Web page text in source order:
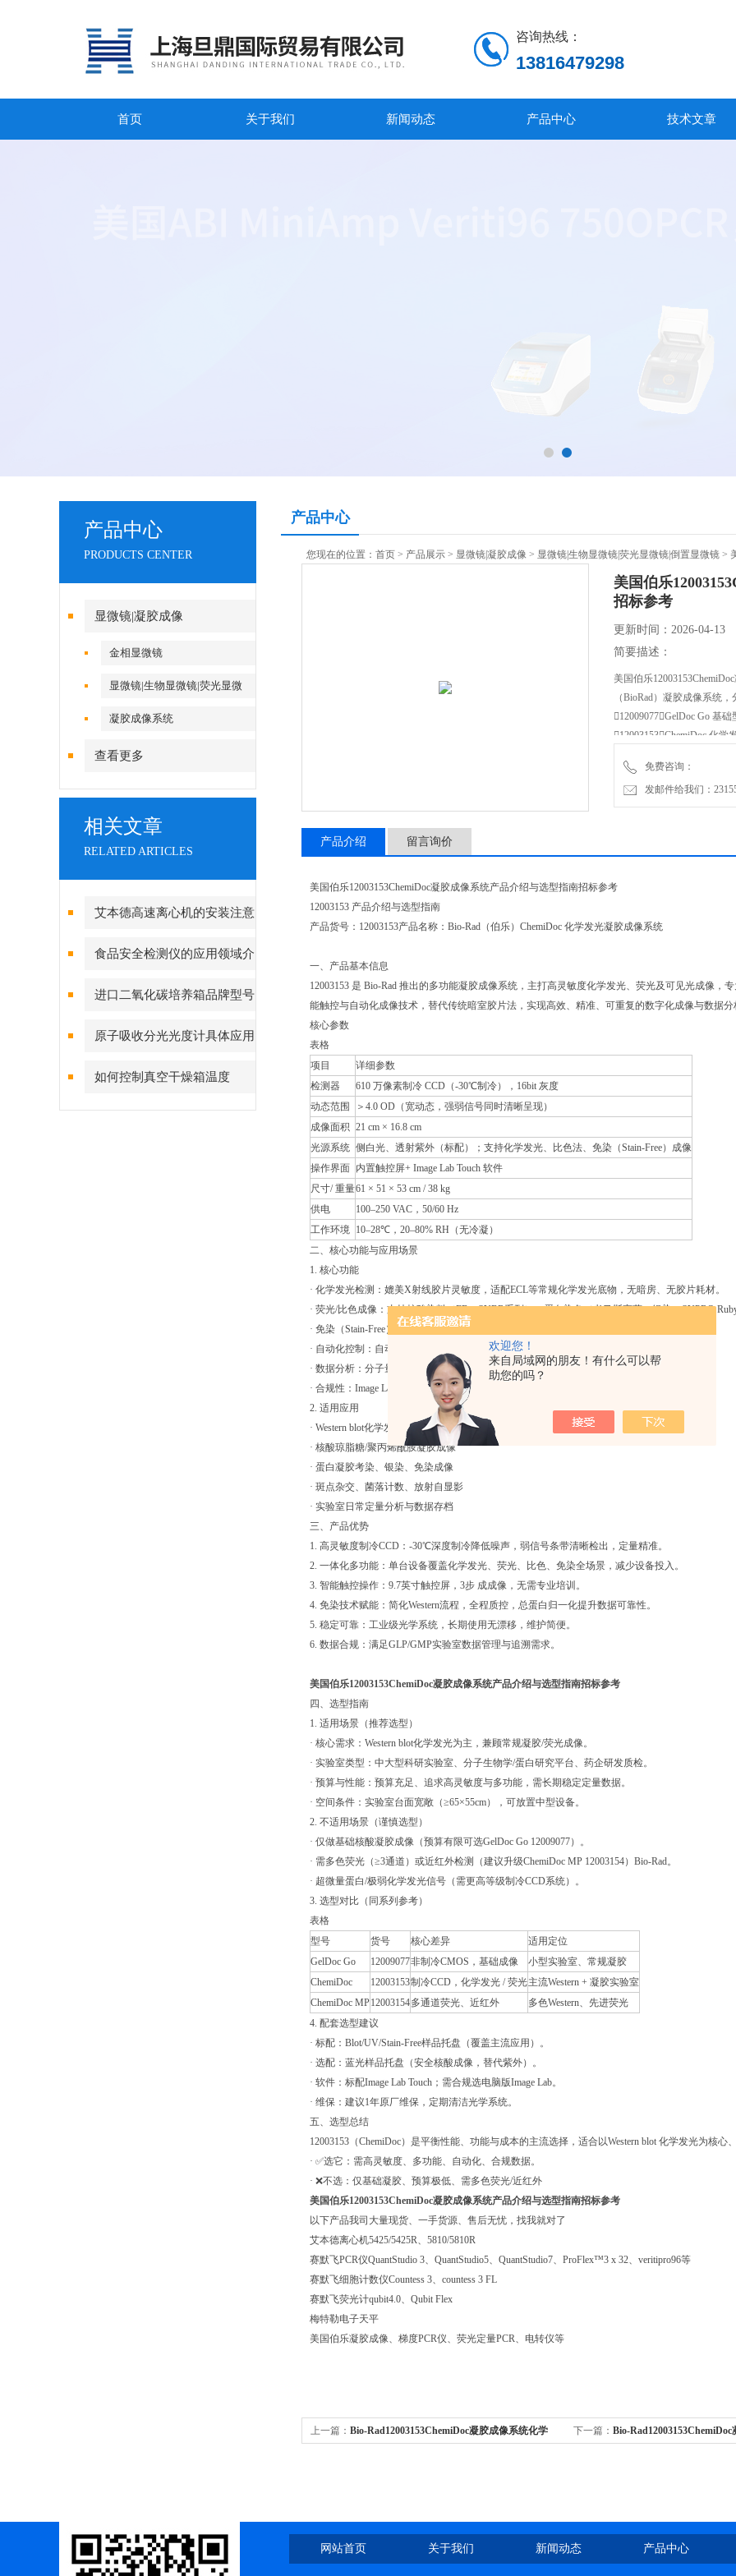
欢迎您！
来自局域网的朋友！有什么可以帮
助您的吗？
咨询热线：
13816479298
首页 关于我们 新闻动态 产品中心 技术文章
产品中心
PRODUCTS CENTER
显微镜|凝胶成像
金相显微镜
显微镜|生物显微镜|荧光显微
镜|倒置显微镜
凝胶成像系统
查看更多
相关文章
RELATED ARTICLES
艾本德高速离心机的安装注意
事项
食品安全检测仪的应用领域介
绍
进口二氧化碳培养箱品牌型号
介绍及选购推荐
原子吸收分光光度计具体应用
在哪？
如何控制真空干燥箱温度
产品中心
您现在的位置： 首页 > 产品展示 > 显微镜|凝胶成像 > 显微镜|生物显微镜|荧光显微镜|倒置显微镜 >
美国伯乐
招标参考
更新时间：2026-04-13
简要描述：
美国伯乐
（BioRad）凝胶成像系统
12009077：GelDoc Go 基础
12003153：ChemiDoc 化学
免费咨询：
发邮件给我们：
产品介绍 留言询价
美国伯乐12003153ChemiDoc凝胶成像系统产品介绍与选型指南招标参考
12003153 产品介绍与选型指南
产品货号：12003153产品名称：Bio-Rad（伯乐）ChemiDoc 化学发光凝胶成像系统
一、产品基本信息
12003153 是 Bio-Rad 推出的多功能凝胶成像系统，主打高灵敏度化学发光、荧光及可见光成像，
能触控与自动化成像技术，替代传统暗室胶片法，实现高效、精准、可重复的数字化成像与数据分
核心参数
表格
项目
详细参数
检测器
610 万像素制冷 CCD（-30℃制冷），16bit 灰度
动态范围
＞4.0 OD（宽动态，强弱信号同时清晰呈现）
成像面积 21 cm × 16.8 cm
光源系统 侧白光、透射紫外（标配）；支持化学发光、比色法、免染（Stain-Free）成像
操作界面 内置触控屏+ Image Lab Touch 软件
尺寸/ 重量61 × 51 × 53 cm / 38 kg
供电
100–250 VAC，50/60 Hz
工作环境 10–28℃，20–80% RH（无冷凝）
二、核心功能与应用场景
1. 核心功能
· 化学发光检测：媲美X射线胶片灵敏度，适配ECL等常规化学发光底物，无暗房、无胶片耗材。
· 荧光/比色成像：支持核酸染料（EB、SYBR系列）、蛋白染色（考马斯亮蓝、银染、SYPRO
· 免染（Stain-Free）技术：无需染色，电泳后直接可视化蛋白条带，支持总蛋白归一化定量。
· 自动化控制：自动对焦、自动曝光、自动识别样品托盘，一键生成发表级图像。
· 数据分析：分子量测定、条带定量、信噪比计算、数据导出Excel/TIFF/JPEG。
· 合规性：Image Lab电脑版支持FDA 21 CFR Part 11，满足数据审计追踪要求。
2. 适用应用
· Western blot化学发光/荧光检测
· 核酸琼脂糖/聚丙烯酰胺凝胶成像
· 蛋白凝胶考染、银染、免染成像
· 斑点杂交、菌落计数、放射自显影
· 实验室日常定量分析与数据存档
三、产品优势
1. 高灵敏度制冷CCD：-30℃深度制冷降低噪声，弱信号条带清晰检出，定量精准。
2. 一体化多功能：单台设备覆盖化学发光、荧光、比色、免染全场景，减少设备投入。
3. 智能触控操作：9.7英寸触控屏，3步 成成像，无需专业培训。
4. 免染技术赋能：简化Western流程，全程质控，总蛋白归一化提升数据可靠性。
5. 稳定可靠：工业级光学系统，长期使用无漂移，维护简便。
6. 数据合规：满足GLP/GMP实验室数据管理与追溯需求。
美国伯乐12003153ChemiDoc凝胶成像系统产品介绍与选型指南招标参考
四、选型指南
1. 适用场景（推荐选型）
· 核心需求：Western blot化学发光为主，兼顾常规凝胶/荧光成像。
· 实验室类型：中大型科研实验室、分子生物学/蛋白研究平台、药企研发质检。
· 预算与性能：预算充足、追求高灵敏度与多功能，需长期稳定定量数据。
· 空间条件：实验室台面宽敞（≥65×55cm），可放置中型设备。
2. 不适用场景（谨慎选型）
· 仅做基础核酸凝胶成像（预算有限可选GelDoc Go 12009077）。
· 需多色荧光（≥3通道）或近红外检测（建议升级ChemiDoc MP 12003154）Bio-Rad。
· 超微量蛋白/极弱化学发光信号（需更高等级制冷CCD系统）。
3. 选型对比（同系列参考）
表格
型号
货号 核心差异
适用定位
GelDoc Go
12009077非制冷CMOS，基础成像
小型实验室、常规凝胶
ChemiDoc
12003153制冷CCD，化学发光 / 荧光主流Western + 凝胶实验室
ChemiDoc MP12003154多通道荧光、近红外
多色Western、先进荧光
4. 配套选型建议
· 标配：Blot/UV/Stain-Free样品托盘（覆盖主流应用）。
· 选配：蓝光样品托盘（安全核酸成像，替代紫外）。
· 软件：标配Image Lab Touch；需合规选电脑版Image Lab。
· 维保：建议1年原厂维保，定期清洁光学系统。
五、选型总结
12003153（ChemiDoc）是平衡性能、功能与成本的主流选择，适合以Western blot 化学发光为核
· ✅选它：需高灵敏度、多功能、自动化、合规数据。
· ❌不选：仅基础凝胶、预算极低、需多色荧光/近红外
美国伯乐12003153ChemiDoc凝胶成像系统产品介绍与选型指南招标参考
以下产品我司大量现货、一手货源、售后无忧，找我就对了
艾本德离心机5425/5425R、5810/5810R
赛默飞PCR仪QuantStudio 3、QuantStudio5、QuantStudio7、ProFlex™3 x 32、veritipro96等
赛默飞细胞计数仪Countess 3、countess 3 FL
赛默飞荧光计qubit4.0、Qubit Flex
梅特勒电子天平
美国伯乐凝胶成像、梯度PCR仪、荧光定量PCR、电转仪等
上一篇： Bio-Rad12003153ChemiDoc凝胶成像系统化学 下一篇： Bio-
网站首页 关于我们 新闻动态 产品中心